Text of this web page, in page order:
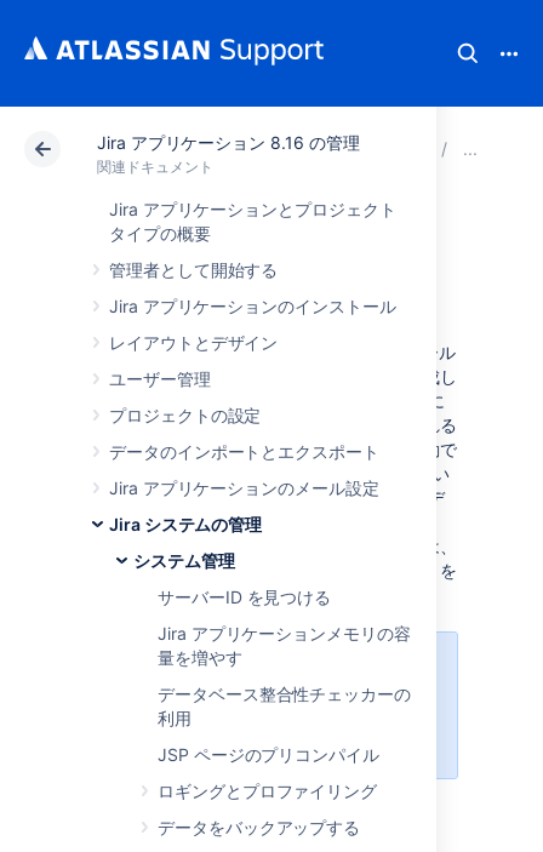
Jira アプリケーション 8.16 の管理
関連ドキュメント
Jira アプリケーションとプロジェクト
タイプの概要
管理者として開始する
Jira アプリケーションのインストール
レイアウトとデザイン
ユーザー管理
プロジェクトの設定
データのインポートとエクスポート
Jira アプリケーションのメール設定
Jira システムの管理
システム管理
サーバーID を見つける
Jira アプリケーションメモリの容
量を増やす
データベース整合性チェッカーの
利用
JSP ページのプリコンパイル
ロギングとプロファイリング
データをバックアップする
アトラシアン サポート 関連ドキュメント Jira アプ
サーチのインデク
シング
高速な検索を提供するため、Jira は課題フィール
ドに入力されたテキストのインデックスを作成し
ます。このインデックスはファイル システムに
保存され、課題テキストが追加または変更される
たびに更新されます。このインデックスを手動で
再作成する必要が生じることがあります (新しい
カスタム フィールドを追加した場合や、インデ
ックスが失われたり、壊れたりした場合など)。
インデックスを再作成する際の詳細については、
主要な構成変更後のインデックスの再作成
」を
参照してください。
次のすべての手順を行うには、
管理者グローバル権限を持つユーザ
ーとしてログインする必要がありま
Jira のインデックスを再作